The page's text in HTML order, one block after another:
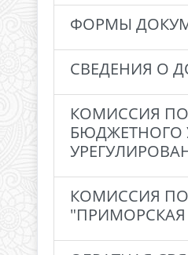
ФОРМЫ
СВЕДЕНИЯ О
КОМИССИЯ
БЮДЖЕТНОГО
КОМИССИЯ